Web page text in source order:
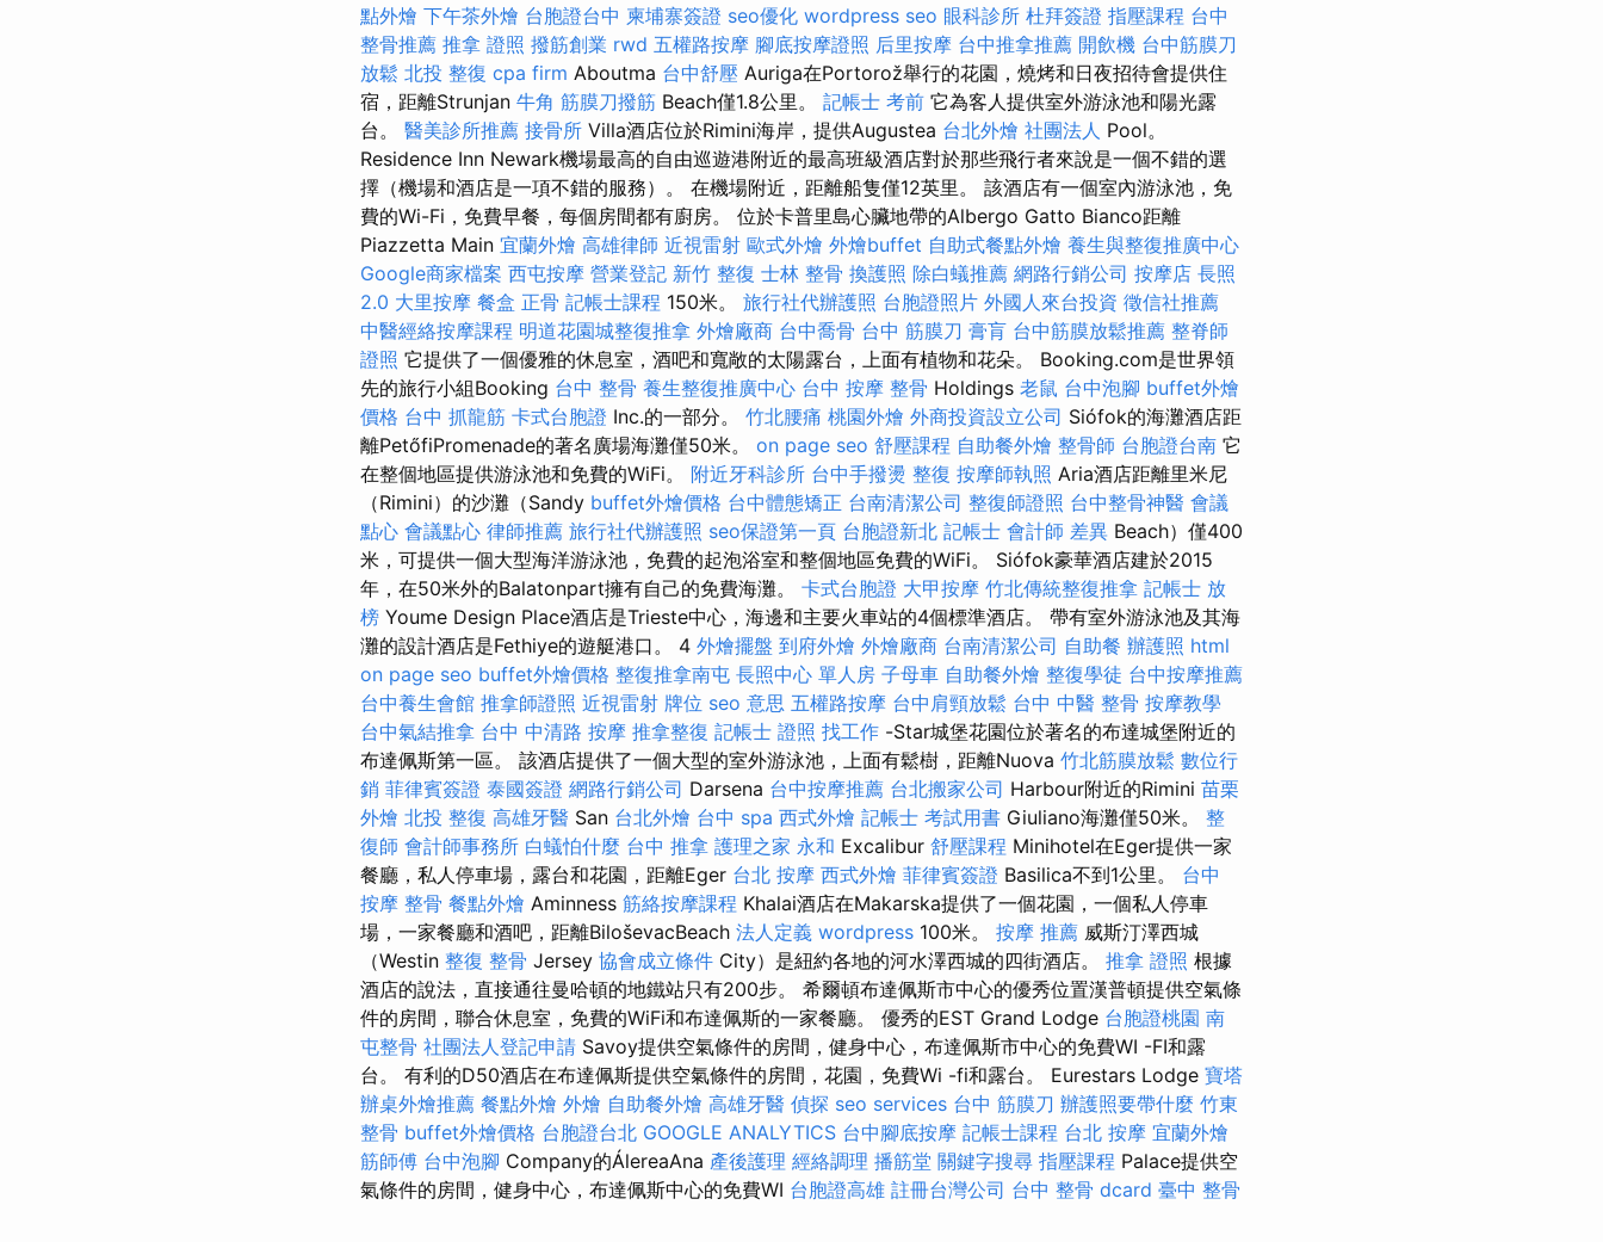
點外燴 下午茶外燴 台胞證台中 柬埔寨簽證 seo優化 wordpress seo 眼科診所 杜拜簽證 指壓課程 台中
整骨推薦 推拿 證照 撥筋創業 rwd 五權路按摩 腳底按摩證照 后里按摩 台中推拿推薦 開飲機 台中筋膜刀
放鬆 北投 整復 cpa firm Aboutma 台中舒壓 Auriga在Portorož舉行的花園，燒烤和日夜招待會提供住
宿，距離Strunjan 牛角 筋膜刀撥筋 Beach僅1.8公里。 記帳士 考前 它為客人提供室外游泳池和陽光露
台。 醫美診所推薦 接骨所 Villa酒店位於Rimini海岸，提供Augustea 台北外燴 社團法人 Pool。
Residence Inn Newark機場最高的自由巡遊港附近的最高班級酒店對於那些飛行者來說是一個不錯的選
擇（機場和酒店是一項不錯的服務）。 在機場附近，距離船隻僅12英里。 該酒店有一個室內游泳池，免
費的Wi-Fi，免費早餐，每個房間都有廚房。 位於卡普里島心臟地帶的Albergo Gatto Bianco距離
Piazzetta Main 宜蘭外燴 高雄律師 近視雷射 歐式外燴 外燴buffet 自助式餐點外燴 養生與整復推廣中心
Google商家檔案 西屯按摩 營業登記 新竹 整復 士林 整骨 換護照 除白蟻推薦 網路行銷公司 按摩店 長照
2.0 大里按摩 餐盒 正骨 記帳士課程 150米。 旅行社代辦護照 台胞證照片 外國人來台投資 徵信社推薦
中醫經絡按摩課程 明道花園城整復推拿 外燴廠商 台中喬骨 台中 筋膜刀 膏肓 台中筋膜放鬆推薦 整脊師
證照 它提供了一個優雅的休息室，酒吧和寬敞的太陽露台，上面有植物和花朵。 Booking.com是世界領
先的旅行小組Booking 台中 整骨 養生整復推廣中心 台中 按摩 整骨 Holdings 老鼠 台中泡腳 buffet外燴
價格 台中 抓龍筋 卡式台胞證 Inc.的一部分。 竹北腰痛 桃園外燴 外商投資設立公司 Siófok的海灘酒店距
離PetőfiPromenade的著名廣場海灘僅50米。 on page seo 舒壓課程 自助餐外燴 整骨師 台胞證台南 它
在整個地區提供游泳池和免費的WiFi。 附近牙科診所 台中手撥燙 整復 按摩師執照 Aria酒店距離里米尼
（Rimini）的沙灘（Sandy buffet外燴價格 台中體態矯正 台南清潔公司 整復師證照 台中整骨神醫 會議
點心 會議點心 律師推薦 旅行社代辦護照 seo保證第一頁 台胞證新北 記帳士 會計師 差異 Beach）僅400
米，可提供一個大型海洋游泳池，免費的起泡浴室和整個地區免費的WiFi。 Siófok豪華酒店建於2015
年，在50米外的Balatonpart擁有自己的免費海灘。 卡式台胞證 大甲按摩 竹北傳統整復推拿 記帳士 放
榜 Youme Design Place酒店是Trieste中心，海邊和主要火車站的4個標準酒店。 帶有室外游泳池及其海
灘的設計酒店是Fethiye的遊艇港口。 4 外燴擺盤 到府外燴 外燴廠商 台南清潔公司 自助餐 辦護照 html
on page seo buffet外燴價格 整復推拿南屯 長照中心 單人房 子母車 自助餐外燴 整復學徒 台中按摩推薦
台中養生會館 推拿師證照 近視雷射 牌位 seo 意思 五權路按摩 台中肩頸放鬆 台中 中醫 整骨 按摩教學
台中氣結推拿 台中 中清路 按摩 推拿整復 記帳士 證照 找工作 -Star城堡花園位於著名的布達城堡附近的
布達佩斯第一區。 該酒店提供了一個大型的室外游泳池，上面有鬆樹，距離Nuova 竹北筋膜放鬆 數位行
銷 菲律賓簽證 泰國簽證 網路行銷公司 Darsena 台中按摩推薦 台北搬家公司 Harbour附近的Rimini 苗栗
外燴 北投 整復 高雄牙醫 San 台北外燴 台中 spa 西式外燴 記帳士 考試用書 Giuliano海灘僅50米。 整
復師 會計師事務所 白蟻怕什麼 台中 推拿 護理之家 永和 Excalibur 舒壓課程 Minihotel在Eger提供一家
餐廳，私人停車場，露台和花園，距離Eger 台北 按摩 西式外燴 菲律賓簽證 Basilica不到1公里。 台中
按摩 整骨 餐點外燴 Aminness 筋絡按摩課程 Khalai酒店在Makarska提供了一個花園，一個私人停車
場，一家餐廳和酒吧，距離BiloševacBeach 法人定義 wordpress 100米。 按摩 推薦 威斯汀澤西城
（Westin 整復 整骨 Jersey 協會成立條件 City）是紐約各地的河水澤西城的四街酒店。 推拿 證照 根據
酒店的說法，直接通往曼哈頓的地鐵站只有200步。 希爾頓布達佩斯市中心的優秀位置漢普頓提供空氣條
件的房間，聯合休息室，免費的WiFi和布達佩斯的一家餐廳。 優秀的EST Grand Lodge 台胞證桃園 南
屯整骨 社團法人登記申請 Savoy提供空氣條件的房間，健身中心，布達佩斯市中心的免費WI -FI和露
台。 有利的D50酒店在布達佩斯提供空氣條件的房間，花園，免費Wi -fi和露台。 Eurestars Lodge 寶塔
辦桌外燴推薦 餐點外燴 外燴 自助餐外燴 高雄牙醫 偵探 seo services 台中 筋膜刀 辦護照要帶什麼 竹東
整骨 buffet外燴價格 台胞證台北 GOOGLE ANALYTICS 台中腳底按摩 記帳士課程 台北 按摩 宜蘭外燴
筋師傅 台中泡腳 Company的ÁlereaAna 產後護理 經絡調理 播筋堂 關鍵字搜尋 指壓課程 Palace提供空
氣條件的房間，健身中心，布達佩斯中心的免費WI 台胞證高雄 註冊台灣公司 台中 整骨 dcard 臺中 整骨